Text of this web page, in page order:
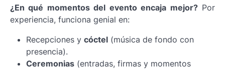
¿En qué momentos del evento encaja mejor?Por
experiencia, funciona genial en:
Recepciones y cóctel (música de fondo con
presencia).
Ceremonias (entradas, firmas y momentos